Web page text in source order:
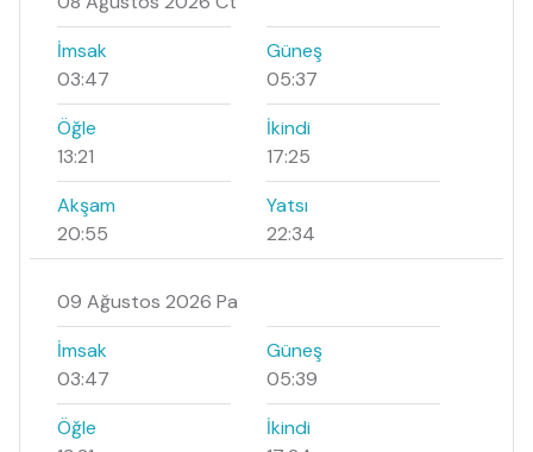
İmsak
03:47
Güneş
05:37
Öğle
13:21
İkindi
17:25
Akşam
20:55
Yatsı
22:34
09 Ağustos 2026 Pa
İmsak
03:47
Güneş
05:39
Öğle
İkindi